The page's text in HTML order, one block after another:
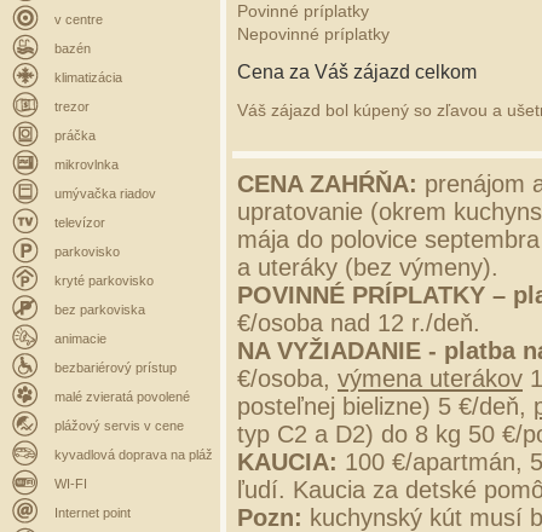
v centre
bazén
klimatizácia
trezor
práčka
mikrovlnka
umývačka riadov
televízor
parkovisko
kryté parkovisko
bez parkoviska
animacie
bezbariérový prístup
malé zvieratá povolené
plážový servis v cene
kyvadlová doprava na pláž
WI-FI
Internet point
Povinné príplatky
Nepovinné príplatky
Cena za Váš zájazd celkom
Váš zájazd bol kúpený so zľavou a
CENA ZAHŔŇA: prenájom
upratovanie (okrem
mája do polovice
a uteráky (bez výmeny).
POVINNÉ PRÍPLATKY –
€/osoba nad 12 r./deň.
NA VYŽIADANIE - platba
€/osoba, výmena uterákov
posteľnej bielizne) 5 €/deň,
typ C2 a D2) do 8 kg 50 €/
KAUCIA: 100 €/apartmán,
ľudí. Kaucia za detské
Pozn: kuchynský kút musí